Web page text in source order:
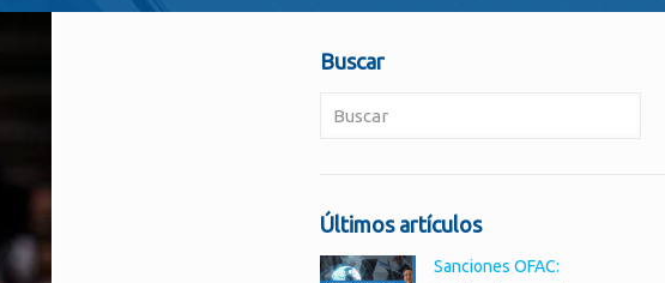
Buscar
Últimos artículos
Sanciones OFAC: